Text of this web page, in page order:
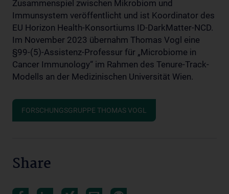
Zusammenspiel zwischen Mikrobiom und
Immunsystem veröffentlicht und ist Koordinator des
EU Horizon Health-Konsortiums ID-DarkMatter-NCD.
Im November 2023 übernahm Thomas Vogl eine
§99-(5)-Assistenz-Professur für „Microbiome in
Cancer Immunology“ im Rahmen des Tenure-Track-
Modells an der Medizinischen Universität Wien.
FORSCHUNGSGRUPPE THOMAS VOGL
Share